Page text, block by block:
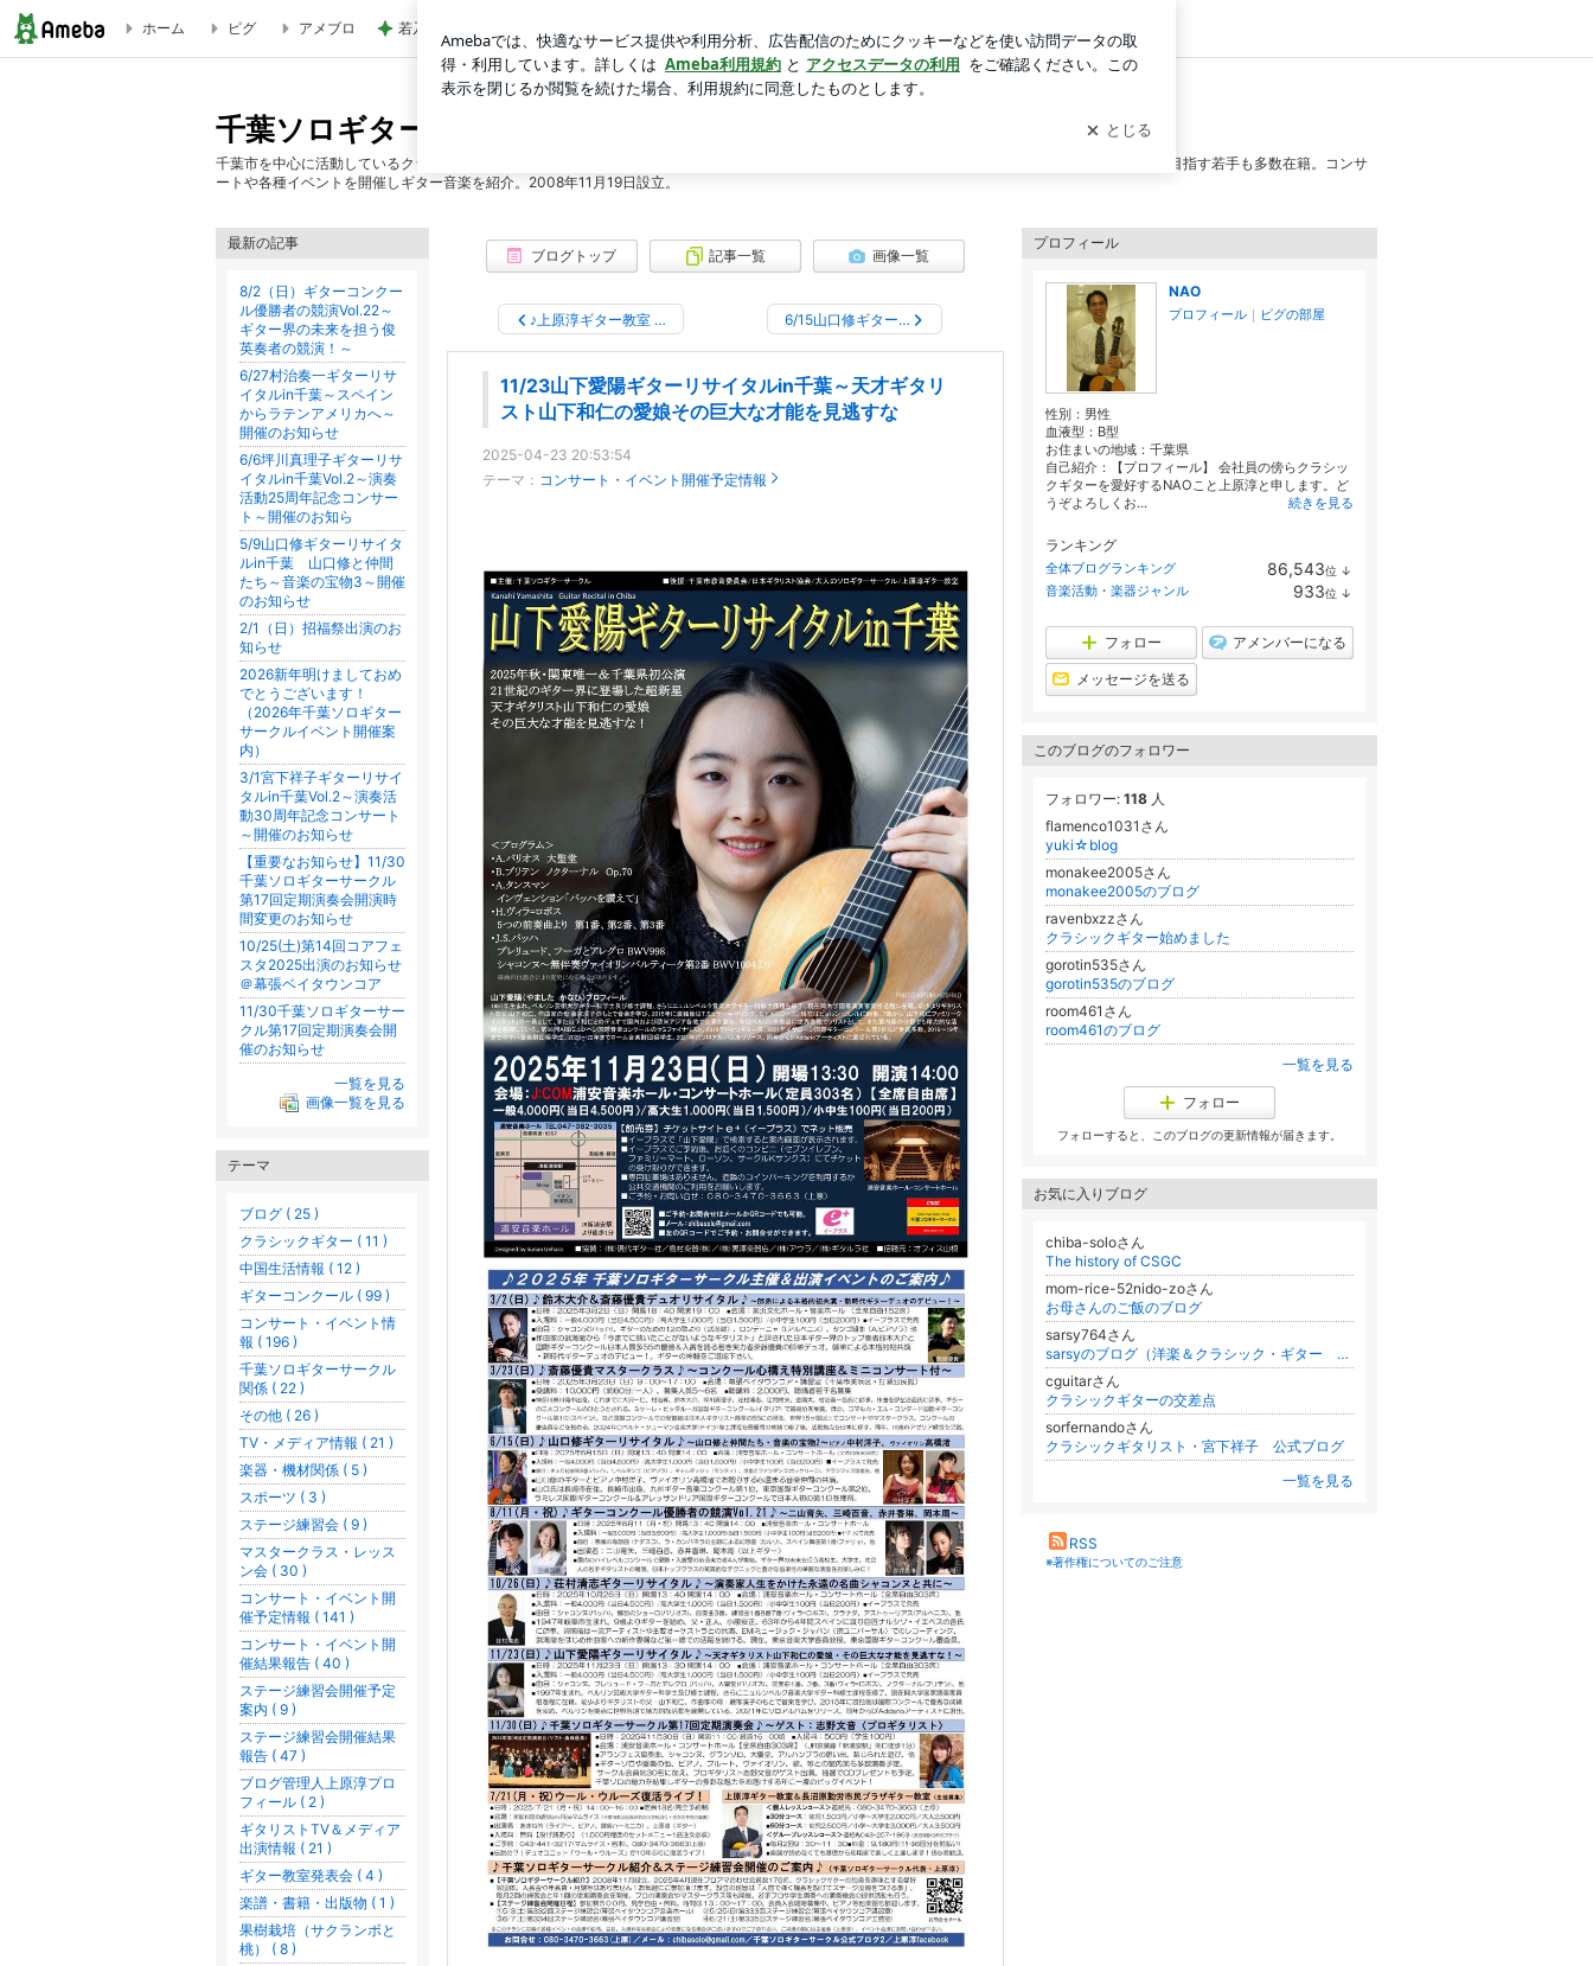
11/23山下愛陽ギターリサイタルin千葉～天才ギタリスト山下和仁の愛娘その巨大な才能を見逃すな | 千葉ソロギターサークル公式ブログ2
ホーム ピグ アメブロ 若乃花 食べやすさを考えたそうめん ログイン
千葉ソロギターサークル公式ブログ2
千葉市を中心に活動しているクラシックギターのソロ演奏を趣味とする愛好家団体千葉ソロギターサークルです。アマチュア主体ですがプロやプロを目指す若手も多数在籍。コンサ
ートや各種イベントを開催しギター音楽を紹介。2008年11月19日設立。
ブログトップ 記事一覧 画像一覧
♪上原淳ギター教室 … 6/15山口修ギター…
11/23山下愛陽ギターリサイタルin千葉～天才ギタリ
スト山下和仁の愛娘その巨大な才能を見逃すな
2025-04-23 20:53:54
テーマ： コンサート・イベント開催予定情報
プロフィール
NAO
プロフィール ｜ ピグの部屋
性別： 男性
血液型： B型
お住まいの地域： 千葉県
自己紹介：【プロフィール】 会社員の傍らクラシッ
クギターを愛好するNAOこと上原淳と申します。ど
うぞよろしくお...
続きを見る
ランキング
全体ブログランキング 86,543位 ↓
ン
音楽活動・楽器ジャンル 933位 ↓
フォロー アメンバーになる
メッセージを送る
このブログのフォロワー
フォロワー: 118 人
flamenco1031さん
yuki☆blog
monakee2005さん
monakee2005のブログ
ravenbxzzさん
クラシックギター始めました
gorotin535さん
gorotin535のブログ
room461さん
room461のブログ
一覧を見る
フォロー
フォローすると、このブログの更新情報が届きます。
お気に入りブログ
chiba-soloさん
The history of CSGC
mom-rice-52nido-zoさん
お母さんのご飯のブログ
sarsy764さん
sarsyのブログ（洋楽＆クラシック・ギター ディスクジョッキー）
cguitarさん
クラシックギターの交差点
sorfernandoさん
クラシックギタリスト・宮下祥子 公式ブログ
一覧を見る
RSS
※著作権についてのご注意
最新の記事
8/2（日）ギターコンクー
ル優勝者の競演Vol.22～
ギター界の未来を担う俊
英奏者の競演！～
6/27村治奏一ギターリサ
イタルin千葉～スペイン
からラテンアメリカへ～
開催のお知らせ
6/6坪川真理子ギターリサ
イタルin千葉Vol.2～演奏
活動25周年記念コンサー
ト～開催のお知ら
5/9山口修ギターリサイタ
ルin千葉 山口修と仲間
たち～音楽の宝物3～開催
のお知らせ
2/1（日）招福祭出演のお
知らせ
2026新年明けましておめ
でとうございます！
（2026年千葉ソロギター
サークルイベント開催案
内）
3/1宮下祥子ギターリサイ
タルin千葉Vol.2～演奏活
動30周年記念コンサート
～開催のお知らせ
【重要なお知らせ】11/30
千葉ソロギターサークル
第17回定期演奏会開演時
間変更のお知らせ
10/25(土)第14回コアフェ
スタ2025出演のお知らせ
＠幕張ベイタウンコア
11/30千葉ソロギターサー
クル第17回定期演奏会開
催のお知らせ
一覧を見る
画像一覧を見る
テーマ
ブログ ( 25 )
クラシックギター ( 11 )
中国生活情報 ( 12 )
ギターコンクール ( 99 )
コンサート・イベント情
報 ( 196 )
千葉ソロギターサークル
関係 ( 22 )
その他 ( 26 )
TV・メディア情報 ( 21 )
楽器・機材関係 ( 5 )
スポーツ ( 3 )
ステージ練習会 ( 9 )
マスタークラス・レッス
ン会 ( 30 )
コンサート・イベント開
催予定情報 ( 141 )
コンサート・イベント開
催結果報告 ( 40 )
ステージ練習会開催予定
案内 ( 9 )
ステージ練習会開催結果
報告 ( 47 )
ブログ管理人上原淳プロ
フィール ( 2 )
ギタリストTV＆メディア
出演情報 ( 21 )
ギター教室発表会 ( 4 )
楽譜・書籍・出版物 ( 1 )
果樹栽培（サクランボと
桃） ( 8 )